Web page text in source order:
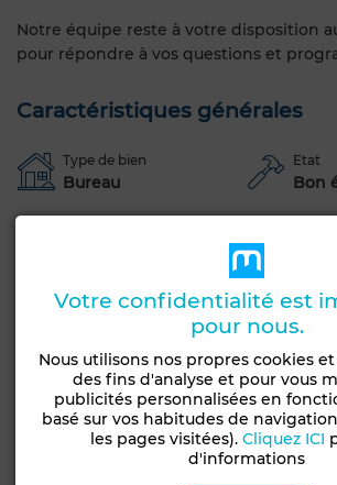
Notre équipe reste à votre disposition au
pour répondre à vos questions et
Caractéristiques générales
Type de bien
Bureau
Etat
Bon
Sécurité
Porte blindée Cuisine équipée
Micro-ondes Internet
Voir plus de photos
Votre confidentialité est
pour nous.
Nous utilisons nos propres cookies
des fins d'analyse et pour vous
publicités personnalisées en
basé sur vos habitudes de
les pages visitées). Cliquez ICI
d'informations